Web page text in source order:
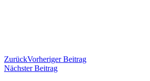
ZurückVorheriger Beitrag
Nächster Beitrag